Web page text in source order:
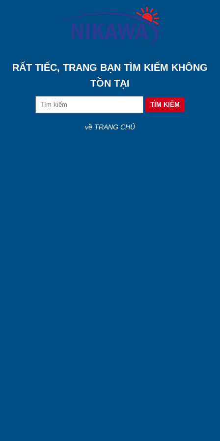
RẤT TIẾC, TRANG BẠN TÌM KIẾM KHÔNG
TỒN TẠI
về TRANG CHỦ